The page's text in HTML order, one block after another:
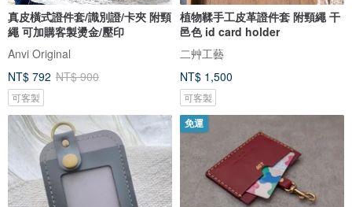
真皮橫式證件套/識別證/卡夾 附頸
繩 可加購客製燙金/壓印
Anvi Original
NT$ 792 NT$ 900
可客製
植物鞣手工皮革證件套 附頸繩 干
邑色 id card holder
二艸工藝
NT$ 1,500
可客製
免運